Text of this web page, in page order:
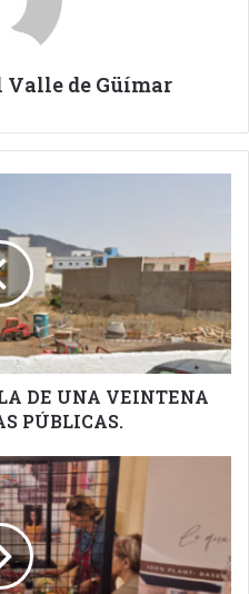
de Güímar
DE UNA VEINTENA
PÚBLICAS.